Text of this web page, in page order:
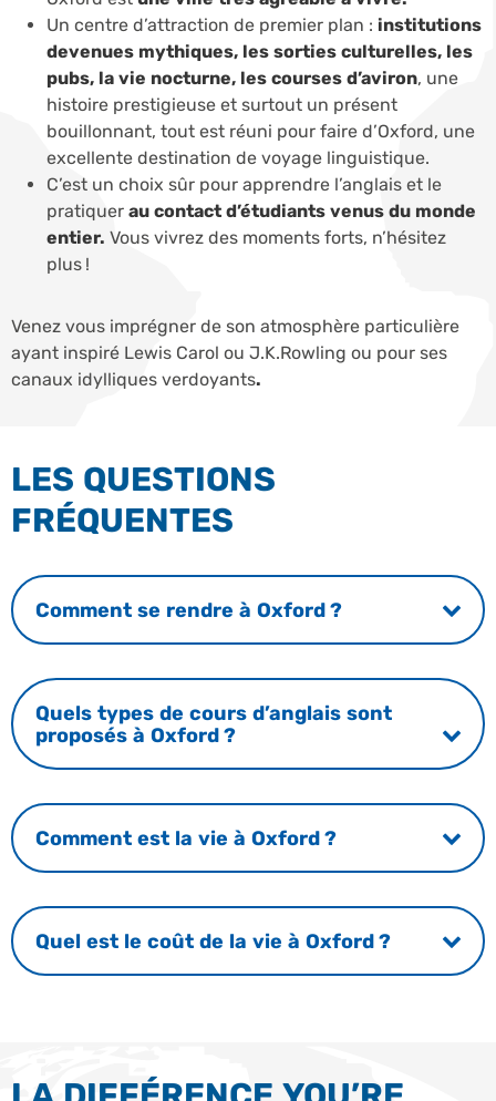
Un centre d’attraction de premier plan : institutions
devenues mythiques, les sorties culturelles, les
pubs, la vie nocturne, les courses d’aviron, une
histoire prestigieuse et surtout un présent
bouillonnant, tout est réuni pour faire d’Oxford, une
excellente destination de voyage linguistique.
C’est un choix sûr pour apprendre l’anglais et le
pratiquer au contact d’étudiants venus du monde
entier. Vous vivrez des moments forts, n’hésitez
plus !
Venez vous imprégner de son atmosphère particulière
ayant inspiré Lewis Carol ou J.K.Rowling ou pour ses
canaux idylliques verdoyants.
LES QUESTIONS
FRÉQUENTES
Comment se rendre à Oxford ?
Quels types de cours d’anglais sont
proposés à Oxford ?
Comment est la vie à Oxford ?
Quel est le coût de la vie à Oxford ?